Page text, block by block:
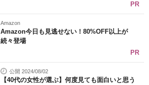
PR
Amazon
Amazon今日も見逃せない！80%OFF以上が
続々登場
PR
公開 2024/08/02
【40代の女性が選ぶ】何度見ても面白いと思う